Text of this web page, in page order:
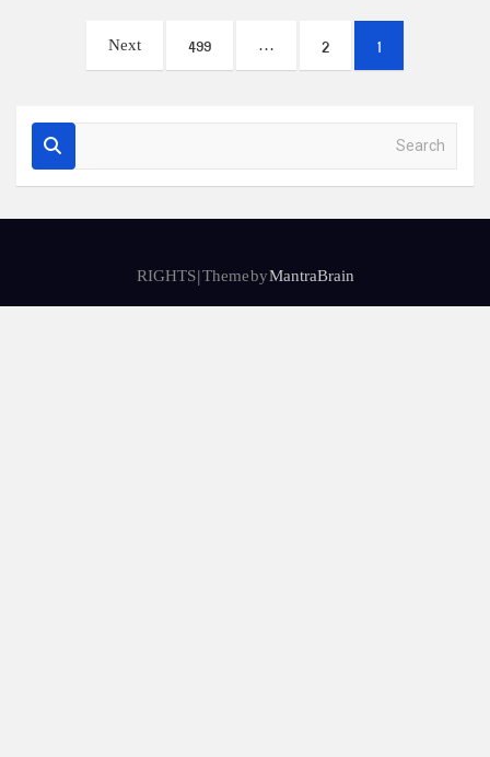
pagination
1
2
499
Next
a
r
RIGHTS | Theme byMantraBrain